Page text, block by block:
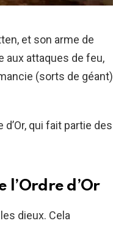
et son arme de
aux attaques de feu,
(sorts de géant)
qui fait partie des
l’Ordre d’Or
dieux. Cela